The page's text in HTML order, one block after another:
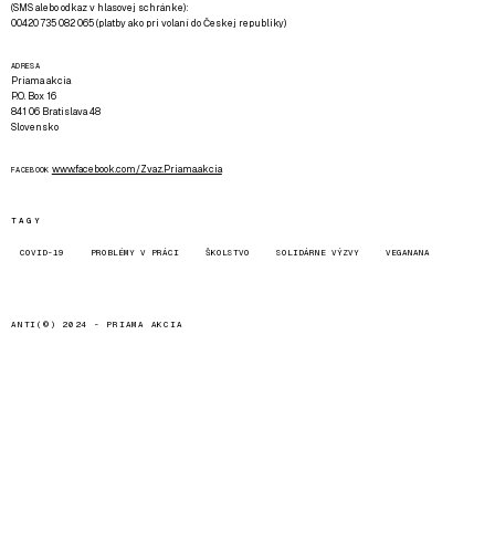
(SMS alebo odkaz v hlasovej schránke):
00420 735 082 065 (platby ako pri volaní do Českej republiky)
ADRESA
Priama akcia
P.O. Box 16
841 06 Bratislava 48
Slovensko
FACEBOOK www.facebook.com/Zvaz.Priama.akcia
TAGY
COVID-19 PROBLÉMY V PRÁCI ŠKOLSTVO SOLIDÁRNE VÝZVY VEGANANA
ANTI(©) 2024 - PRIAMA AKCIA